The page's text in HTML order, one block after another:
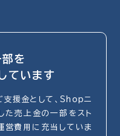
を
ています
援金として、Shopニ
た売上金の一部をスト
営費用に充当していま